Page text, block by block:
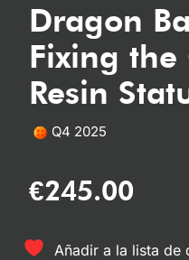
Dragon
Fixing the
Resin
Q4 2025
€245.00
Añadir a la lista de